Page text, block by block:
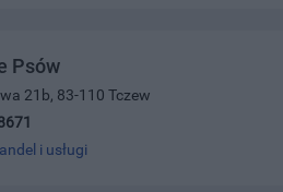
Psów
21b, 83-110 Tczew
i usługi